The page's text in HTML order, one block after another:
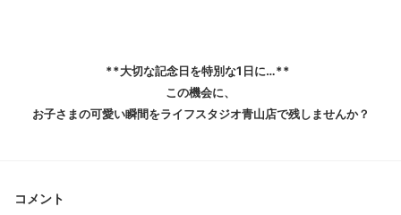
**大切な記念日を特別な1日に…**
この機会に、
お子さまの可愛い瞬間をライフスタジオ青山店で残しませんか？
コメント